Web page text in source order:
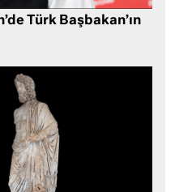
Türk Başbakan’ın